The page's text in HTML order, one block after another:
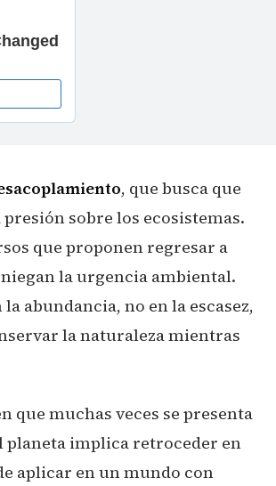
, que busca que
sobre los ecosistemas.
que proponen regresar a
la urgencia ambiental.
abundancia, no en la escasez,
la naturaleza mientras
muchas veces se presenta
planeta implica retroceder en
aplicar en un mundo con